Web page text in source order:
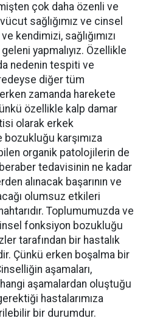
çok daha özenli ve
sağlığımız ve cinsel
kendimizi, sağlığımızı
yapmalıyız. Özellikle
nedenin tespiti ve
diğer tüm
zamanda harekete
özellikle kalp damar
olarak erkek
bozukluğu karşımıza
organik patolojilerin de
tedavisinin ne kadar
alınacak başarının ve
olumsuz etkileri
Toplumumuzda ve
fonksiyon bozukluğu
tarafından bir hastalık
Çünkü erken boşalma bir
aşamaları,
aşamalardan oluştuğu
hastalarımıza
bir durumdur.